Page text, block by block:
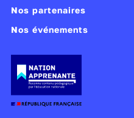
Nos partenaires
Nos événements